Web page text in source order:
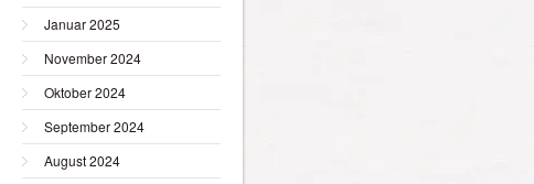
Januar 2025
November 2024
Oktober 2024
September 2024
August 2024